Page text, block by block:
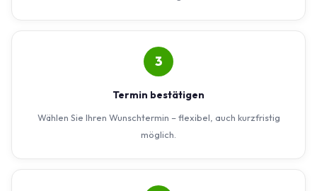
3
Termin bestätigen
Wählen Sie Ihren Wunschtermin – flexibel, auch kurzfristig
möglich.